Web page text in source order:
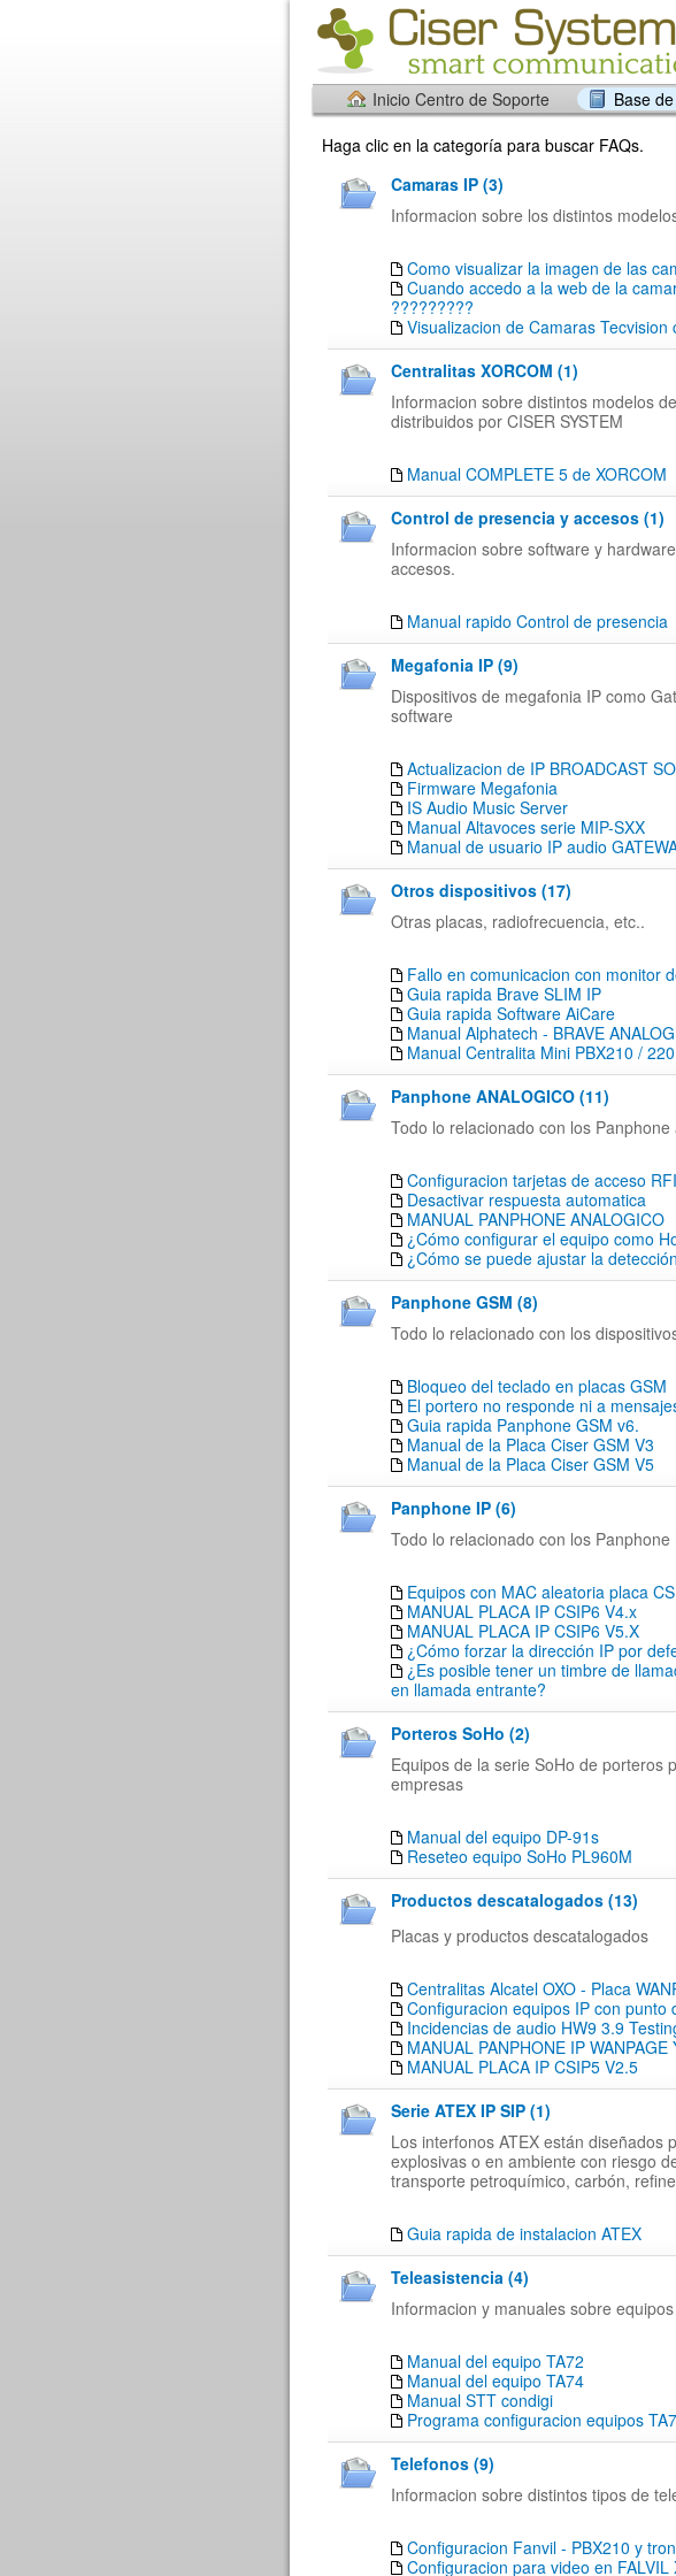
Inicio Centro de Soporte Base
Haga clic en la categoría para buscar FAQs.
Camaras IP (3)
Informacion sobre los distintos
Como visualizar la imagen de las
Cuando accedo a la web de la
?????????
Visualizacion de Camaras Tecvision
Centralitas XORCOM (1)
Informacion sobre distintos modelos
distribuidos por CISER SYSTEM
Manual COMPLETE 5 de XORCOM
Control de presencia y accesos (1)
Informacion sobre software y
accesos.
Manual rapido Control de presencia
Megafonia IP (9)
Dispositivos de megafonia IP como
software
Actualizacion de IP BROADCAST
Firmware Megafonia
IS Audio Music Server
Manual Altavoces serie MIP-SXX
Manual de usuario IP audio
Otros dispositivos (17)
Otras placas, radiofrecuencia, etc..
Fallo en comunicacion con monitor
Guia rapida Brave SLIM IP
Guia rapida Software AiCare
Manual Alphatech - BRAVE
Manual Centralita Mini PBX210 / 220
Panphone ANALOGICO (11)
Todo lo relacionado con los Panphone
Configuracion tarjetas de acceso
Desactivar respuesta automatica
MANUAL PANPHONE ANALOGICO
¿Cómo configurar el equipo como
¿Cómo se puede ajustar la
Panphone GSM (8)
Todo lo relacionado con los
Bloqueo del teclado en placas GSM
El portero no responde ni a
Guia rapida Panphone GSM v6.
Manual de la Placa Ciser GSM V3
Manual de la Placa Ciser GSM V5
Panphone IP (6)
Todo lo relacionado con los
Equipos con MAC aleatoria placa
MANUAL PLACA IP CSIP6 V4.x
MANUAL PLACA IP CSIP6 V5.X
¿Cómo forzar la dirección IP por
¿Es posible tener un timbre de
en llamada entrante?
Porteros SoHo (2)
Equipos de la serie SoHo de porteros
empresas
Manual del equipo DP-91s
Reseteo equipo SoHo PL960M
Productos descatalogados (13)
Placas y productos descatalogados
Centralitas Alcatel OXO - Placa
Configuracion equipos IP con punto
Incidencias de audio HW9 3.9
MANUAL PANPHONE IP WANPAGE
MANUAL PLACA IP CSIP5 V2.5
Serie ATEX IP SIP (1)
Los interfonos ATEX están diseñados
explosivas o en ambiente con riesgo
transporte petroquímico, carbón,
Guia rapida de instalacion ATEX
Teleasistencia (4)
Informacion y manuales sobre
Manual del equipo TA72
Manual del equipo TA74
Manual STT condigi
Programa configuracion equipos
Telefonos (9)
Informacion sobre distintos tipos de
Configuracion Fanvil - PBX210 y
Configuracion para video en FALVIL